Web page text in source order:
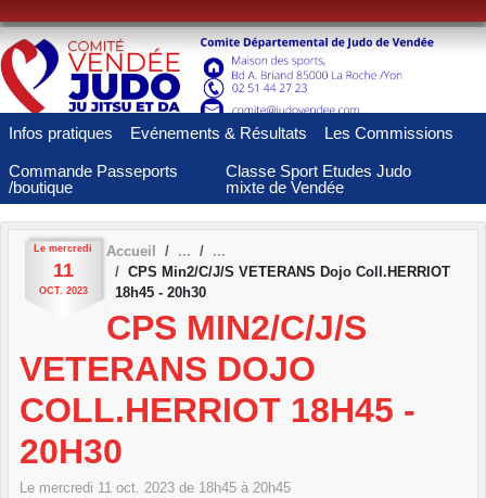
Infos pratiques Evénements & Résultats Les Commissions
Commande Passeports
/boutique
Classe Sport Etudes Judo
mixte de Vendée
Le mercredi
11
OCT. 2023
Accueil
CPS Min2/C/J/S VETERANS Dojo Coll.HERRIOT
18h45 - 20h30
CPS MIN2/C/J/S
VETERANS DOJO
COLL.HERRIOT 18H45 -
20H30
Le mercredi 11 oct. 2023 de 18h45 à 20h45